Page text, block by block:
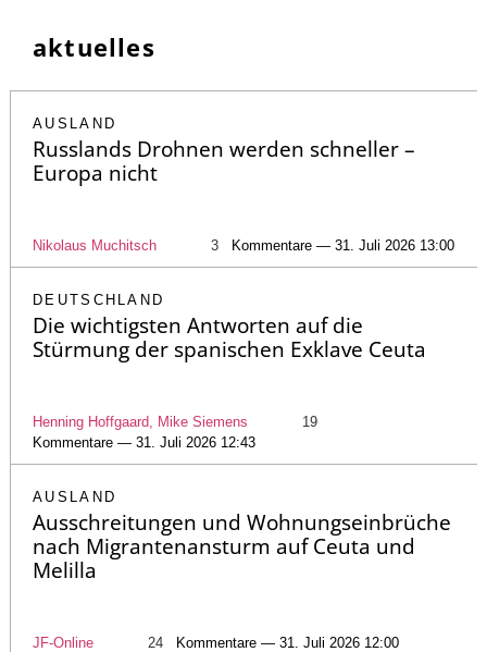
aktuelles
AUSLAND
Russlands Drohnen werden schneller –
Europa nicht
Nikolaus Muchitsch 3 Kommentare — 31. Juli 2026 13:00
DEUTSCHLAND
Die wichtigsten Antworten auf die
Stürmung der spanischen Exklave Ceuta
Henning Hoffgaard, Mike Siemens
19
Kommentare — 31. Juli 2026 12:43
AUSLAND
Ausschreitungen und Wohnungseinbrüche
nach Migrantenansturm auf Ceuta und
Melilla
JF-Online 24 Kommentare — 31. Juli 2026 12:00